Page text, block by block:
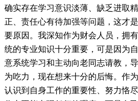
确实存在学习意识淡薄、缺乏进取
正、责任心有待加强等问题，这才
要原因。我深知作为财会人员，拥
统的专业知识十分重要，可是因为
意系统学习和主动向老同志请教，
为吃力，现在想来十分的后悔。作
认识到自身工作的重要性、努力恪